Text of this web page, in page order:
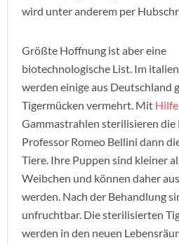
wird unter anderem per
Größte Hoffnung ist aber eine
biotechnologische List. Im
werden einige aus Deutschland
Tigermücken vermehrt. Mit Hilfe
Gammastrahlen sterilisieren die
Professor Romeo Bellini dann
Tiere. Ihre Puppen sind kleiner
Weibchen und können daher
werden. Nach der Behandlung
unfruchtbar. Die sterilisierten
werden in den neuen